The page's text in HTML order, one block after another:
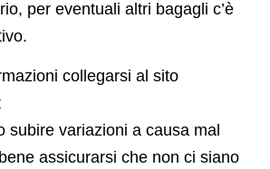
per eventuali altri bagagli c’è
collegarsi al sito
subire variazioni a causa mal
assicurarsi che non ci siano